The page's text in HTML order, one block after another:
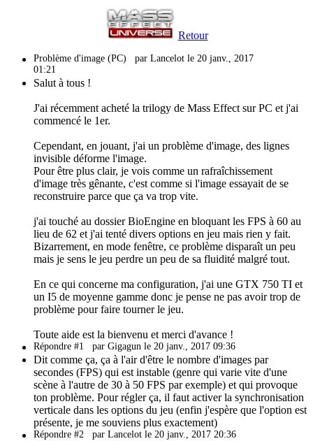
Retour
Problème d'image (PC) par Lancelot le 20 janv., 2017
01:21
Salut à tous !
J'ai récemment acheté la trilogy de Mass Effect sur PC et j'ai
commencé le 1er.
Cependant, en jouant, j'ai un problème d'image, des lignes
invisible déforme l'image.
Pour être plus clair, je vois comme un rafraîchissement
d'image très gênante, c'est comme si l'image essayait de se
reconstruire parce que ça va trop vite.
j'ai touché au dossier BioEngine en bloquant les FPS à 60 au
lieu de 62 et j'ai tenté divers options en jeu mais rien y fait.
Bizarrement, en mode fenêtre, ce problème disparaît un peu
mais je sens le jeu perdre un peu de sa fluidité malgré tout.
En ce qui concerne ma configuration, j'ai une GTX 750 TI et
un I5 de moyenne gamme donc je pense ne pas avoir trop de
problème pour faire tourner le jeu.
Toute aide est la bienvenu et merci d'avance !
Répondre #1 par Gigagun le 20 janv., 2017 09:36
Dit comme ça, ça à l'air d'être le nombre d'images par
secondes (FPS) qui est instable (genre qui varie vite d'une
scène à l'autre de 30 à 50 FPS par exemple) et qui provoque
ton problème. Pour régler ça, il faut activer la synchronisation
verticale dans les options du jeu (enfin j'espère que l'option est
présente, je me souviens plus exactement)
Répondre #2 par Lancelot le 20 janv., 2017 20:36